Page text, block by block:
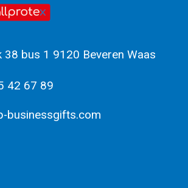
1
38 bus 1 9120 Beveren Waas
42 67 89
businessgifts.com